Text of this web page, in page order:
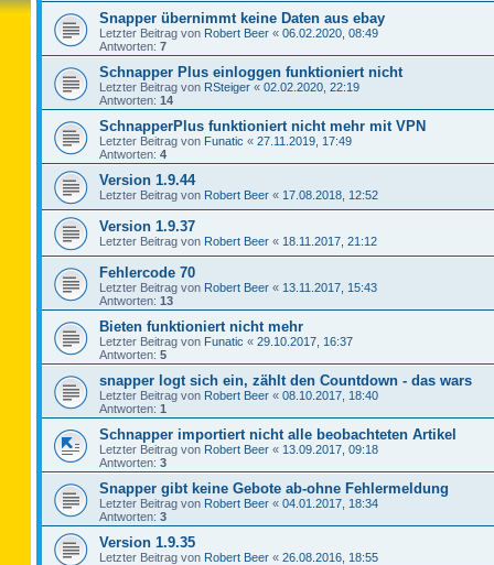
Snapper übernimmt keine Daten aus ebay
Letzter Beitrag von Robert Beer « 06.02.2020, 08:49
Antworten: 7
Schnapper Plus einloggen funktioniert nicht
Letzter Beitrag von RSteiger « 02.02.2020, 22:19
Antworten: 14
SchnapperPlus funktioniert nicht mehr mit VPN
Letzter Beitrag von Funatic « 27.11.2019, 17:49
Antworten: 4
Version 1.9.44
Letzter Beitrag von Robert Beer « 17.08.2018, 12:52
Version 1.9.37
Letzter Beitrag von Robert Beer « 18.11.2017, 21:12
Fehlercode 70
Letzter Beitrag von Robert Beer « 13.11.2017, 15:43
Antworten: 13
Bieten funktioniert nicht mehr
Letzter Beitrag von Funatic « 29.10.2017, 16:37
Antworten: 5
snapper logt sich ein, zählt den Countdown - das wars
Letzter Beitrag von Robert Beer « 08.10.2017, 18:40
Antworten: 1
Schnapper importiert nicht alle beobachteten Artikel
Letzter Beitrag von Robert Beer « 13.09.2017, 09:18
Antworten: 3
Snapper gibt keine Gebote ab-ohne Fehlermeldung
Letzter Beitrag von Robert Beer « 04.01.2017, 18:34
Antworten: 3
Version 1.9.35
Letzter Beitrag von Robert Beer « 26.08.2016, 18:55